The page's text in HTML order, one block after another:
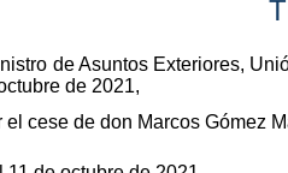
de Asuntos Exteriores,
de 2021,
el cese de don Marcos Gómez